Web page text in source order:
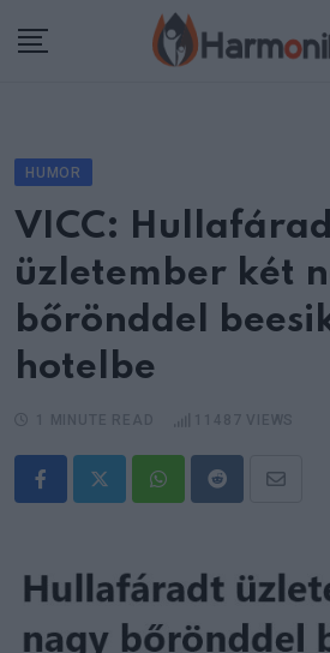
HUMOR
VICC:
üzletember két
bőrönddel
hotelbe
WhatsappRedditShare